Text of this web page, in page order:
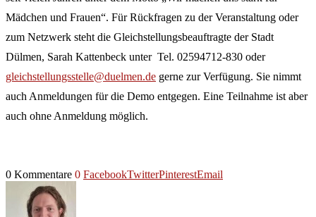
Mädchen und Frauen“. Für Rückfragen zu der Veranstaltung oder
zum Netzwerk steht die Gleichstellungsbeauftragte der Stadt
Dülmen, Sarah Kattenbeck unter Tel. 02594712-830 oder
gleichstellungsstelle@duelmen.de gerne zur Verfügung. Sie nimmt
auch Anmeldungen für die Demo entgegen. Eine Teilnahme ist aber
auch ohne Anmeldung möglich.
0 Kommentare 0 FacebookTwitterPinterestEmail